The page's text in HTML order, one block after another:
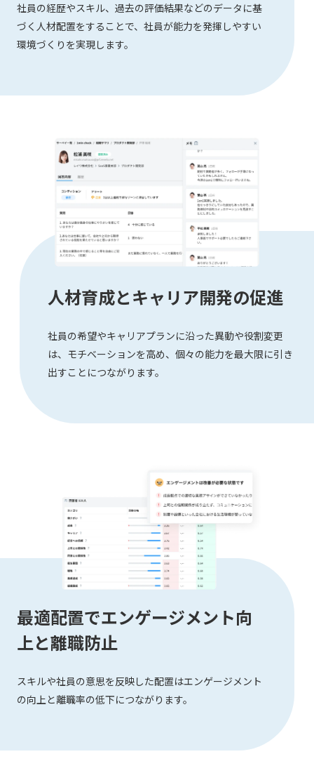
社員の経歴やスキル、過去の評価結果などのデータに基
づく人材配置をすることで、社員が能力を発揮しやすい
環境づくりを実現します。
人材育成とキャリア開発の促進
社員の希望やキャリアプランに沿った異動や役割変更
は、モチベーションを高め、個々の能力を最大限に引き
出すことにつながります。
最適配置でエンゲージメント向
上と離職防止
スキルや社員の意思を反映した配置はエンゲージメント
の向上と離職率の低下につながります。